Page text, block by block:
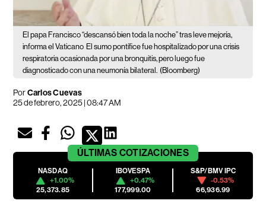
El papa Francisco “descansó bien toda la noche” tras leve mejoría,
informa el Vaticano El sumo pontífice fue hospitalizado por una crisis
respiratoria ocasionada por una bronquitis, pero luego fue
diagnosticado con una neumonía bilateral. (Bloomberg)
PorCarlos Cuevas
25 de febrero, 2025 | 08:47 AM
ÚLTIMAS COTIZACIONES
NASDAQ
+1.00%
25,373.85
IBOVESPA
+0.47%
177,999.00
S&P/BMV IPC
-0.53%
66,936.99